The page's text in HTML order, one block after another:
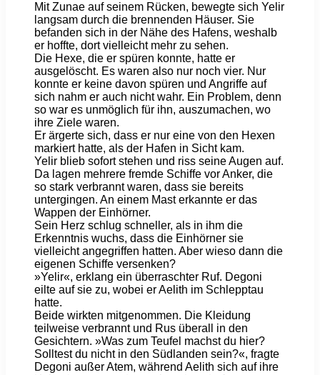
Mit Zunae auf seinem Rücken, bewegte sich Yelir
langsam durch die brennenden Häuser. Sie
befanden sich in der Nähe des Hafens, weshalb
er hoffte, dort vielleicht mehr zu sehen.
Die Hexe, die er spüren konnte, hatte er
ausgelöscht. Es waren also nur noch vier. Nur
konnte er keine davon spüren und Angriffe auf
sich nahm er auch nicht wahr. Ein Problem, denn
so war es unmöglich für ihn, auszumachen, wo
ihre Ziele waren.
Er ärgerte sich, dass er nur eine von den Hexen
markiert hatte, als der Hafen in Sicht kam.
Yelir blieb sofort stehen und riss seine Augen auf.
Da lagen mehrere fremde Schiffe vor Anker, die
so stark verbrannt waren, dass sie bereits
untergingen. An einem Mast erkannte er das
Wappen der Einhörner.
Sein Herz schlug schneller, als in ihm die
Erkenntnis wuchs, dass die Einhörner sie
vielleicht angegriffen hatten. Aber wieso dann die
eigenen Schiffe versenken?
»Yelir«, erklang ein überraschter Ruf. Degoni
eilte auf sie zu, wobei er Aelith im Schlepptau
hatte.
Beide wirkten mitgenommen. Die Kleidung
teilweise verbrannt und Rus überall in den
Gesichtern. »Was zum Teufel machst du hier?
Solltest du nicht in den Südlanden sein?«, fragte
Degoni außer Atem, während Aelith sich auf ihre